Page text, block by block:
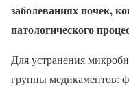
заболеваниях почек,
патологического
Для устранения
группы медикаментов: